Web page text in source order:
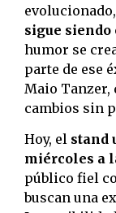
sigue
humor se
parte de ese
Maio Tanzer,
cambios sin
Hoy, el stand
miércoles a
público fiel
buscan una